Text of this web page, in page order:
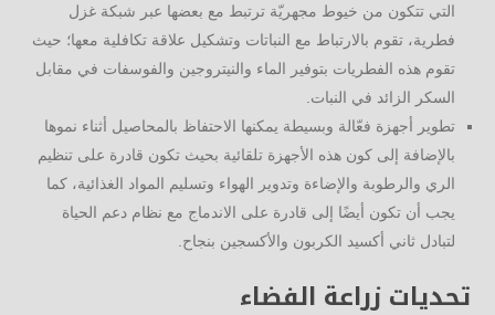
التي تتكون من خيوط مجهريّة ترتبط مع بعضها عبر شبكة غزل
فطرية، تقوم بالارتباط مع النباتات وتشكيل علاقة تكافلية معها؛ حيث
تقوم هذه الفطريات بتوفير الماء والنيتروجين والفوسفات في مقابل
السكر الزائد في النبات.
تطوير أجهزة فعّالة وبسيطة يمكنها الاحتفاظ بالمحاصيل أثناء نموها
بالإضافة إلى كون هذه الأجهزة تلقائية بحيث تكون قادرة على تنظيم
الري والرطوبة والإضاءة وتدوير الهواء وتسليم المواد الغذائية، كما
يجب أن تكون أيضًا إلى قادرة على الاندماج مع نظام دعم الحياة
لتبادل ثاني أكسيد الكربون والأكسجين بنجاح.
تحديات زراعة الفضاء